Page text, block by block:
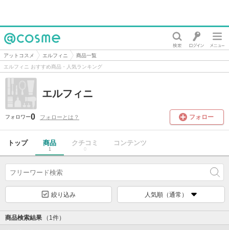
@cosme
アットコスメ エルフィニ
商品一覧
エルフィニ おすすめ商品・人気ランキング
エルフィニ
フォロワー0 フォローとは？ フォロー
トップ 商品
1
クチコミ
0
コンテンツ
絞り込み 人気順（通常）
商品検索結果 （1件）